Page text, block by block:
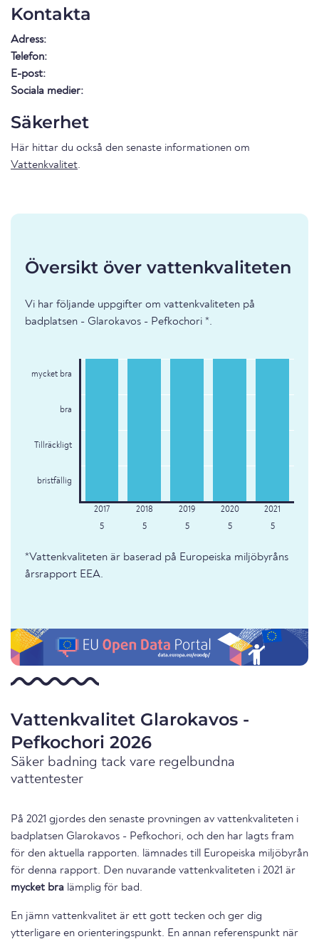
Kontakta
Adress:
Telefon:
E-post:
Sociala medier:
Säkerhet
Här hittar du också den senaste informationen om
Vattenkvalitet.
Översikt över vattenkvaliteten
Vi har följande uppgifter om vattenkvaliteten på
badplatsen - Glarokavos - Pefkochori *.
mycket bra
bra
Tillräckligt
bristfällig
5 5 5 5 5
*Vattenkvaliteten är baserad på Europeiska miljöbyråns
årsrapport EEA.
Vattenkvalitet Glarokavos -
Pefkochori 2026
Säker badning tack vare regelbundna
vattentester
På 2021 gjordes den senaste provningen av vattenkvaliteten i
badplatsen Glarokavos - Pefkochori, och den har lagts fram
för den aktuella rapporten. lämnades till Europeiska miljöbyrån
för denna rapport. Den nuvarande vattenkvaliteten i 2021 är
mycket bra lämplig för bad.
En jämn vattenkvalitet är ett gott tecken och ger dig
ytterligare en orienteringspunkt. En annan referenspunkt när